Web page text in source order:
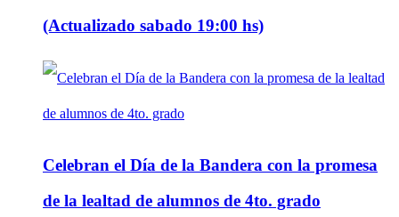
(Actualizado sabado 19:00 hs)
Celebran el Día de la Bandera con la promesa
de la lealtad de alumnos de 4to. grado